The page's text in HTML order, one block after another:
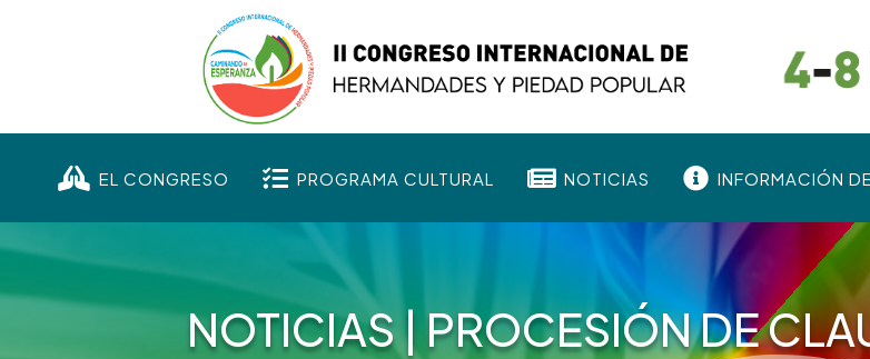
 EL CONGRESO  PROGRAMA CULTURAL  NOTICIAS  INFORMACIÓN
NOTICIAS|PROCESIÓN DE